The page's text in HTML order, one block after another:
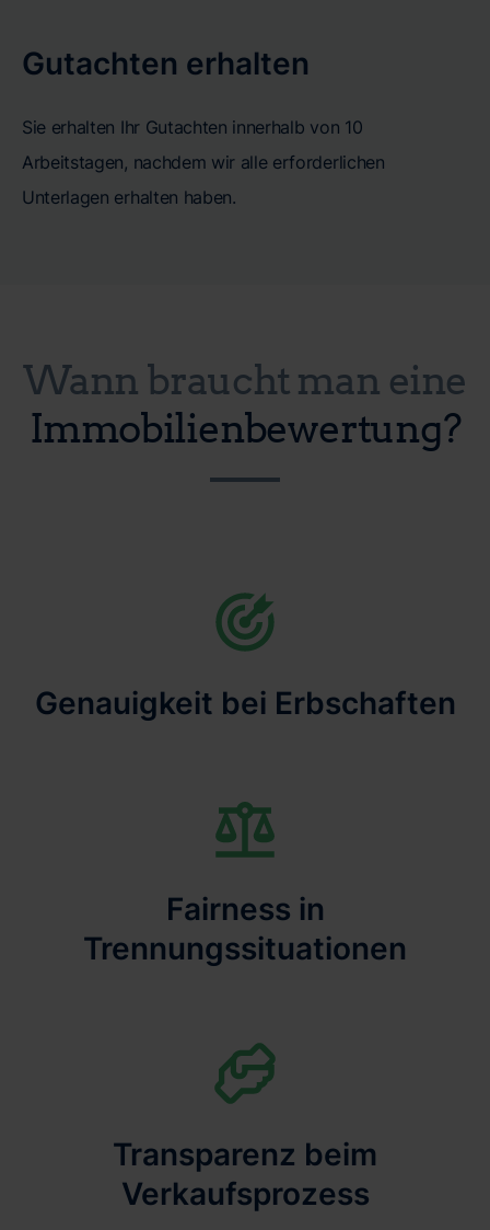
Gutachten erhalten
Sie erhalten Ihr Gutachten innerhalb von 10
Arbeitstagen, nachdem wir alle erforderlichen
Unterlagen erhalten haben.
Wann braucht man eine
Immobilienbewertung?
Genauigkeit bei Erbschaften
Fairness in
Trennungssituationen
Transparenz beim
Verkaufsprozess